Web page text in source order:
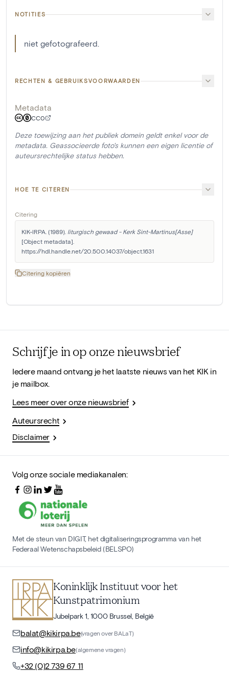
NOTITIES
niet gefotografeerd.
RECHTEN & GEBRUIKSVOORWAARDEN
Metadata
CC0
Deze toewijzing aan het publiek domein geldt enkel voor de
metadata. Geassocieerde foto's kunnen een eigen licentie of
auteursrechtelijke status hebben.
HOE TE CITEREN
Citering
KIK-IRPA. (1989). liturgisch gewaad - Kerk Sint-Martinus[Asse]
[Object metadata].
https://hdl.handle.net/20.500.14037/object.1631
Citering kopiëren
Schrijf je in op onze nieuwsbrief
Iedere maand ontvang je het laatste nieuws van het KIK in
je mailbox.
Lees meer over onze nieuwsbrief
Auteursrecht
Disclaimer
Volg onze sociale mediakanalen:
Met de steun van DIGIT, het digitaliseringsprogramma van het
Federaal Wetenschapsbeleid (BELSPO)
Koninklijk Instituut voor het
Kunstpatrimonium
Jubelpark 1, 1000 Brussel, België
balat@kikirpa.be(vragen over BALaT)
info@kikirpa.be(algemene vragen)
+32 (0)2 739 67 11